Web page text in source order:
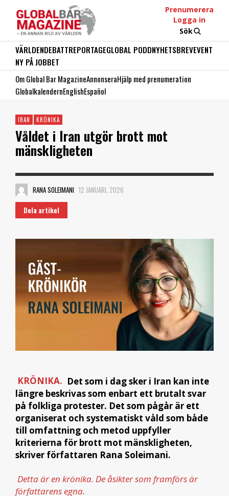
Prenumerera
Logga in
Sök
VÄRLDENDEBATTREPORTAGEGLOBAL PODDNYHETSBREVEVENT
NY PÅ JOBBET
Om Global Bar MagazineAnnonseraHjälp med prenumeration
GlobalkalendernEnglishEspañol
IRAN KRÖNIKA
Våldet i Iran utgör brott mot
mänskligheten
RANA SOLEIMANI 12 JANUARI, 2026
Dela artikel
KRÖNIKA. Det som i dag sker i Iran kan inte
längre beskrivas som enbart ett brutalt svar
på folkliga protester. Det som pågår är ett
organiserat och systematiskt våld som både
till omfattning och metod uppfyller
kriterierna för brott mot mänskligheten,
skriver författaren Rana Soleimani.
Detta är en krönika. De åsikter som framförs är
författarens egna.